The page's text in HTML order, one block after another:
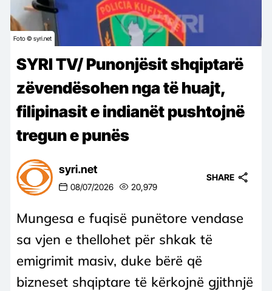
Foto © syri.net
SYRI TV/ Punonjësit shqiptarë
zëvendësohen nga të huajt,
filipinasit e indianët pushtojnë
tregun e punës
syri.net
08/07/2026 20,979
SHARE
Mungesa e fuqisë punëtore vendase
sa vjen e thellohet për shkak të
emigrimit masiv, duke bërë që
bizneset shqiptare të kërkojnë gjithnjë